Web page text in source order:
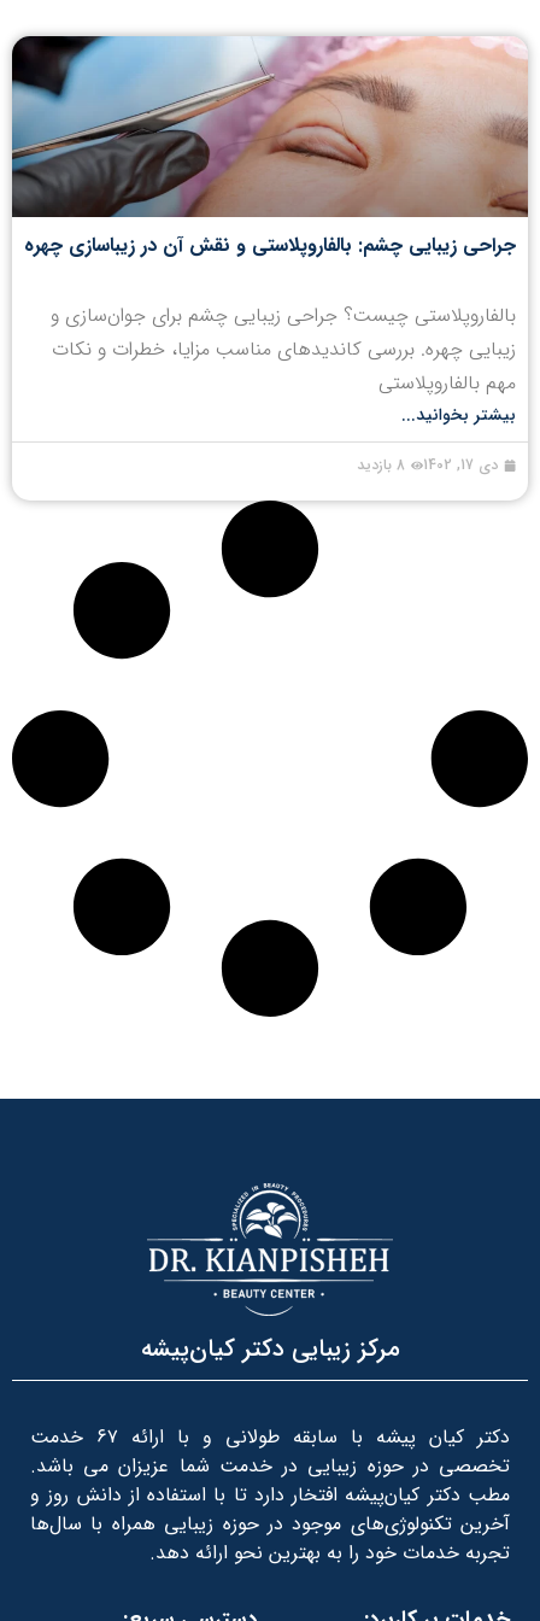
جراحی زیبایی چشم: بالفاروپلاستی و نقش آن در زیباسازی چهره
بالفاروپلاستی چیست؟ جراحی زیبایی چشم برای جوان‌سازی و
زیبایی چهره. بررسی کاندیدهای مناسب مزایا، خطرات و نکات
مهم بالفاروپلاستی
بیشتر بخوانید...
دی 17, 1402 8 بازدید
مرکز زیبایی دکتر کیان‌پیشه
دکتر کیان پیشه با سابقه طولانی و با ارائه ۶۷ خدمت
تخصصی در حوزه زیبایی در خدمت شما عزیزان می باشد.
مطب دکتر کیان‌پیشه افتخار دارد تا با استفاده از دانش روز و
آخرین تکنولوژی‌های موجود در حوزه زیبایی همراه با سال‌ها
تجربه خدمات خود را به بهترین نحو ارائه دهد.